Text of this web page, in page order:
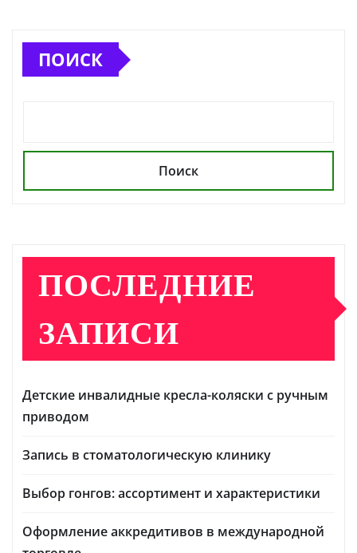
ПОИСК
Поиск
ПОСЛЕДНИЕ
ЗАПИСИ
Детские инвалидные кресла-коляски с ручным
приводом
Запись в стоматологическую клинику
Выбор гонгов: ассортимент и характеристики
Оформление аккредитивов в международной